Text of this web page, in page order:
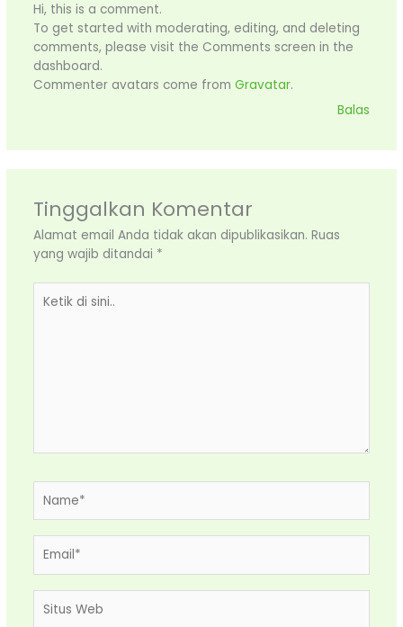
Hi, this is a comment.
To get started with moderating, editing, and deleting
comments, please visit the Comments screen in the
dashboard.
Commenter avatars come from Gravatar.
Balas
Tinggalkan Komentar
Alamat email Anda tidak akan dipublikasikan. Ruas
yang wajib ditandai *
Web